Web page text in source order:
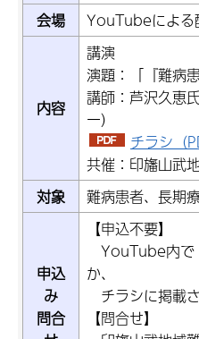
会場
YouTubeによる
内容
講演
演題：「『難病
講師：芦沢久恵
ー）
チラシ（
共催：印旛山武
対象
難病患者、長期
申込
み
問合
【申込不要】
YouTube内で
か、
チラシに掲載
【問合せ】